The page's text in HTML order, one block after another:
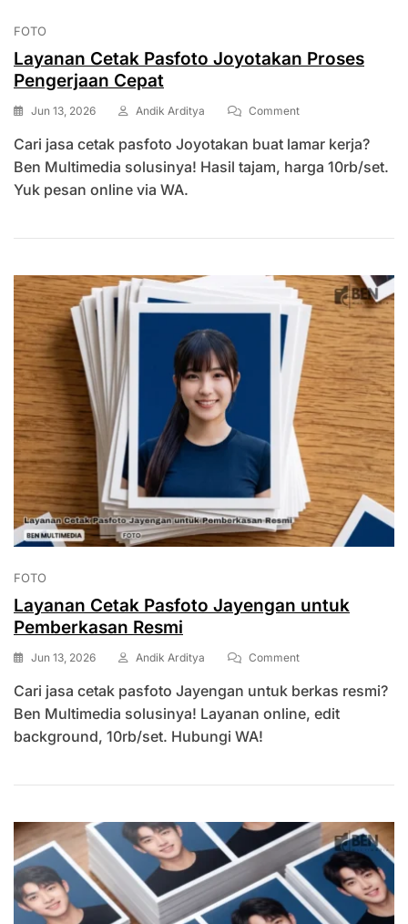
FOTO
Layanan Cetak Pasfoto Joyotakan Proses
Pengerjaan Cepat
Jun 13, 2026 Andik Arditya CommentOn
Cetak
Pasfoto
Joyotakan
Cari jasa cetak pasfoto Joyotakan buat lamar kerja?
Ben Multimedia solusinya! Hasil tajam, harga 10rb/set.
Yuk pesan online via WA.
FOTO
Layanan Cetak Pasfoto Jayengan untuk
Pemberkasan Resmi
Jun 13, 2026 Andik Arditya CommentOn
Cetak
Pasfoto
Jayengan
Cari jasa cetak pasfoto Jayengan untuk berkas resmi?
Ben Multimedia solusinya! Layanan online, edit
background, 10rb/set. Hubungi WA!